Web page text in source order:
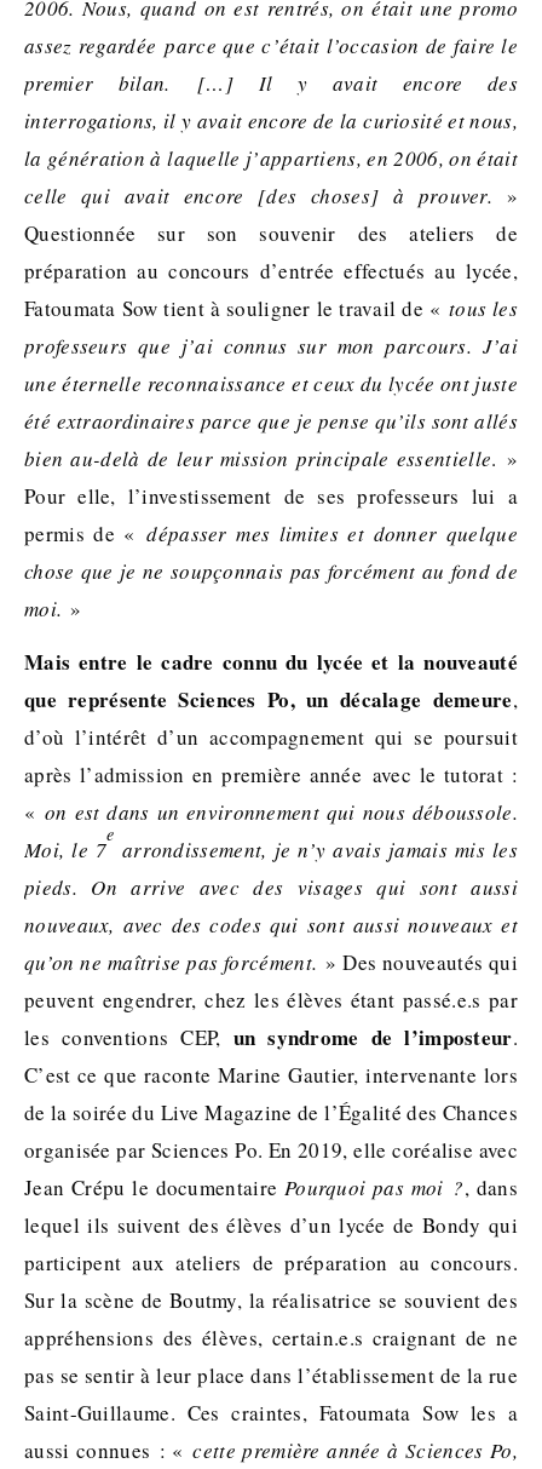
2006. Nous, quand on est rentrés, on était une promo
assez regardée parce que c’était l’occasion de faire le
premier bilan. […] Il y avait encore des
interrogations, il y avait encore de la curiosité et nous,
la génération à laquelle j’appartiens, en 2006, on était
celle qui avait encore [des choses] à prouver. »
Questionnée sur son souvenir des ateliers de
préparation au concours d’entrée effectués au lycée,
Fatoumata Sow tient à souligner le travail de « tous les
professeurs que j’ai connus sur mon parcours. J’ai
une éternelle reconnaissance et ceux du lycée ont juste
été extraordinaires parce que je pense qu’ils sont allés
bien au-delà de leur mission principale essentielle. »
Pour elle, l’investissement de ses professeurs lui a
permis de «dépasser mes limites et donner quelque
chose que je ne soupçonnais pas forcément au fond de
moi. »
Mais entre le cadre connu du lycée et la nouveauté
que représente Sciences Po, un décalage demeure,
d’où l’intérêt d’un accompagnement qui se poursuit
après l’admission en première année avec le tutorat :
«on est dans un environnement qui nous déboussole.
Moi, le 7
e
arrondissement, je n’y avais jamais mis les
pieds. On arrive avec des visages qui sont aussi
nouveaux, avec des codes qui sont aussi nouveaux et
qu’on ne maîtrise pas forcément. » Des nouveautés qui
peuvent engendrer, chez les élèves étant passé.e.s par
les conventions CEP, un syndrome de l’imposteur.
C’est ce que raconte Marine Gautier, intervenante lors
de la soirée du Live Magazine de l’Égalité des Chances
organisée par Sciences Po. En 2019, elle coréalise avec
Jean Crépu le documentaire Pourquoi pas moi ?, dans
lequel ils suivent des élèves d’un lycée de Bondy qui
participent aux ateliers de préparation au concours.
Sur la scène de Boutmy, la réalisatrice se souvient des
appréhensions des élèves, certain.e.s craignant de ne
pas se sentir à leur place dans l’établissement de la rue
Saint-Guillaume. Ces craintes, Fatoumata Sow les a
aussi connues : «cette première année à Sciences Po,